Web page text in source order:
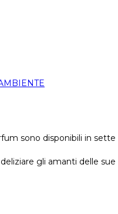
sono disponibili in
gli amanti delle